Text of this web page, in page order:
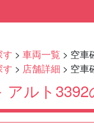
す > 車両一覧 > 空車
す > 店舗詳細 > 空車
ルト3392